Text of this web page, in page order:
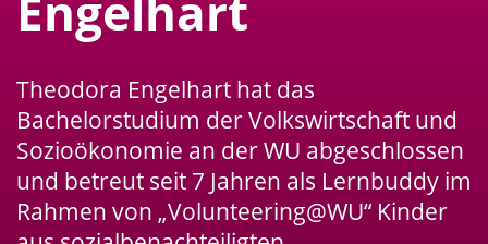
Theodora Engelhart hat das
Bachelorstudium der Volkswirtschaft und
Sozioökonomie an der WU abgeschlossen
und betreut seit 7 Jahren als Lernbuddy im
Rahmen von „Volunteering@WU“ Kinder